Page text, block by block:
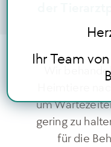
Wir
um
gering zu
für die
Ihr Team